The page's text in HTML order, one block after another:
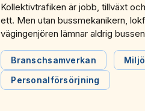
Kollektivtrafiken är jobb, tillväxt
ett. Men utan bussmekanikern,
vägingenjören lämnar aldrig
kompetensförsörjningsstrategi för
utvecklingen, skriver Svensk
Bussföretag, Tågföretagen i en
Branschsamverkan
Personalförsörjning